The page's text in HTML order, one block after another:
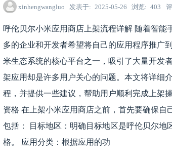
xinhengwangluo 发表于 2025-05-26 浏览 403
呼伦贝尔小米应用商店上架流程详解 随着智
多的企业和开发者希望将自己的应用程序推广
米生态系统的核心平台之一，吸引了大量开发
架应用却是许多用户关心的问题。本文将详细
程，并提供一些建议，帮助用户顺利完成上架
资格 在上架小米应用商店之前，首先要确保自
包括： 目标地区：明确目标地区是呼伦贝尔地
格。 应用分类：根据应用的功